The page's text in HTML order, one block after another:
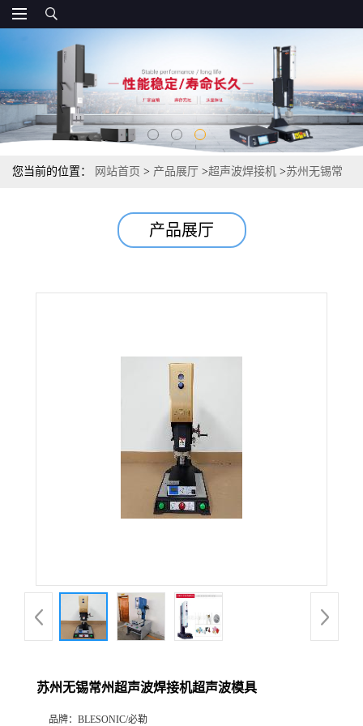
您当前的位置： 网站首页 > 产品展厅 >超声波焊接机 >苏州无锡常
产品展厅
苏州无锡常州超声波焊接机超声波模具
品牌： BLESONIC/必勒